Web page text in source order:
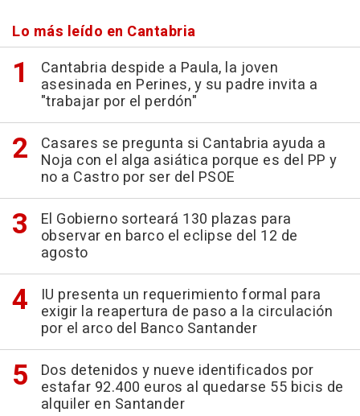
Lo más leído en Cantabria
Cantabria despide a Paula, la joven
asesinada en Perines, y su padre invita a
"trabajar por el perdón"
Casares se pregunta si Cantabria ayuda a
Noja con el alga asiática porque es del PP y
no a Castro por ser del PSOE
El Gobierno sorteará 130 plazas para
observar en barco el eclipse del 12 de
agosto
IU presenta un requerimiento formal para
exigir la reapertura de paso a la circulación
por el arco del Banco Santander
Dos detenidos y nueve identificados por
estafar 92.400 euros al quedarse 55 bicis de
alquiler en Santander